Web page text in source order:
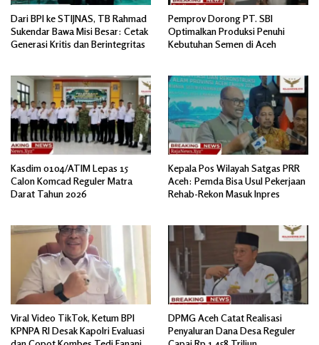
Dari BPI ke STIJNAS, TB Rahmad
Sukendar Bawa Misi Besar: Cetak
Generasi Kritis dan Berintegritas
Pemprov Dorong PT. SBI
Optimalkan Produksi Penuhi
Kebutuhan Semen di Aceh
Kasdim 0104/ATIM Lepas 15
Calon Komcad Reguler Matra
Darat Tahun 2026
Kepala Pos Wilayah Satgas PRR
Aceh: Pemda Bisa Usul Pekerjaan
Rehab-Rekon Masuk Inpres
Viral Video TikTok, Ketum BPI
KPNPA RI Desak Kapolri Evaluasi
DPMG Aceh Catat Realisasi
Penyaluran Dana Desa Reguler